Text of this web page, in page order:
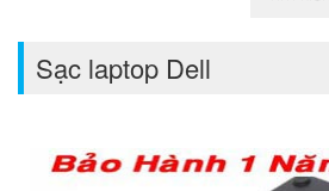
Sạc laptop Dell